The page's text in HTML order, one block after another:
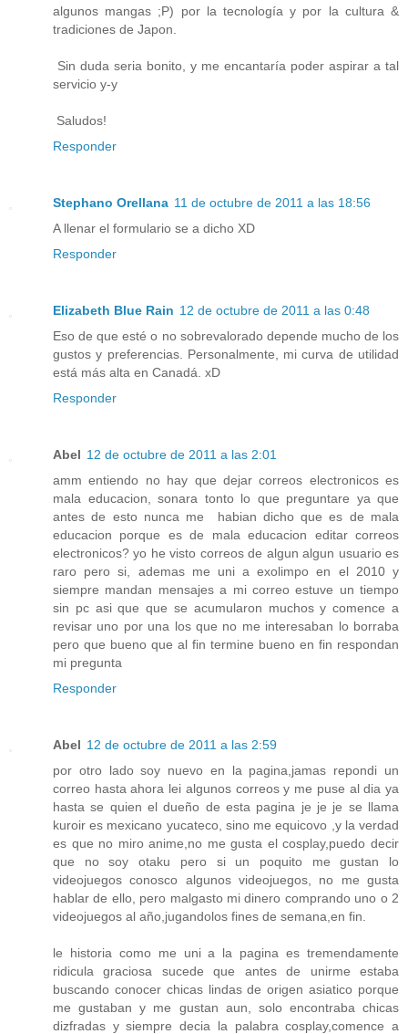
algunos mangas ;P) por la tecnología y por la cultura &
tradiciones de Japon.
Sin duda seria bonito, y me encantaría poder aspirar a tal
servicio y-y
Saludos!
Responder
Stephano Orellana 11 de octubre de 2011 a las 18:56
A llenar el formulario se a dicho XD
Responder
Elizabeth Blue Rain 12 de octubre de 2011 a las 0:48
Eso de que esté o no sobrevalorado depende mucho de los
gustos y preferencias. Personalmente, mi curva de utilidad
está más alta en Canadá. xD
Responder
Abel 12 de octubre de 2011 a las 2:01
amm entiendo no hay que dejar correos electronicos es
mala educacion, sonara tonto lo que preguntare ya que
antes de esto nunca me habian dicho que es de mala
educacion porque es de mala educacion editar correos
electronicos? yo he visto correos de algun algun usuario es
raro pero si, ademas me uni a exolimpo en el 2010 y
siempre mandan mensajes a mi correo estuve un tiempo
sin pc asi que que se acumularon muchos y comence a
revisar uno por una los que no me interesaban lo borraba
pero que bueno que al fin termine bueno en fin respondan
mi pregunta
Responder
Abel 12 de octubre de 2011 a las 2:59
por otro lado soy nuevo en la pagina,jamas repondi un
correo hasta ahora lei algunos correos y me puse al dia ya
hasta se quien el dueño de esta pagina je je je se llama
kuroir es mexicano yucateco, sino me equicovo ,y la verdad
es que no miro anime,no me gusta el cosplay,puedo decir
que no soy otaku pero si un poquito me gustan lo
videojuegos conosco algunos videojuegos, no me gusta
hablar de ello, pero malgasto mi dinero comprando uno o 2
videojuegos al año,jugandolos fines de semana,en fin.
le historia como me uni a la pagina es tremendamente
ridicula graciosa sucede que antes de unirme estaba
buscando conocer chicas lindas de origen asiatico porque
me gustaban y me gustan aun, solo encontraba chicas
dizfradas y siempre decia la palabra cosplay,comence a